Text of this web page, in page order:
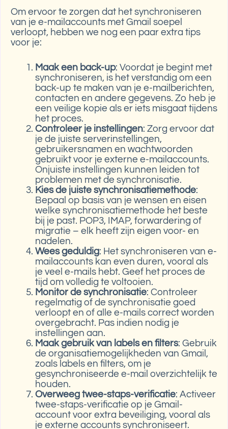
Om ervoor te zorgen dat het synchroniseren
van je e-mailaccounts met Gmail soepel
verloopt, hebben we nog een paar extra tips
voor je:
Maak een back-up: Voordat je begint met
synchroniseren, is het verstandig om een
back-up te maken van je e-mailberichten,
contacten en andere gegevens. Zo heb je
een veilige kopie als er iets misgaat tijdens
het proces.
Controleer je instellingen: Zorg ervoor dat
je de juiste serverinstellingen,
gebruikersnamen en wachtwoorden
gebruikt voor je externe e-mailaccounts.
Onjuiste instellingen kunnen leiden tot
problemen met de synchronisatie.
Kies de juiste synchronisatiemethode:
Bepaal op basis van je wensen en eisen
welke synchronisatiemethode het beste
bij je past. POP3, IMAP, forwardering of
migratie – elk heeft zijn eigen voor- en
nadelen.
Wees geduldig: Het synchroniseren van e-
mailaccounts kan even duren, vooral als
je veel e-mails hebt. Geef het proces de
tijd om volledig te voltooien.
Monitor de synchronisatie: Controleer
regelmatig of de synchronisatie goed
verloopt en of alle e-mails correct worden
overgebracht. Pas indien nodig je
instellingen aan.
Maak gebruik van labels en filters: Gebruik
de organisatiemogelijkheden van Gmail,
zoals labels en filters, om je
gesynchroniseerde e-mail overzichtelijk te
houden.
Overweeg twee-staps-verificatie: Activeer
twee-staps-verificatie op je Gmail-
account voor extra beveiliging, vooral als
je externe accounts synchroniseert.